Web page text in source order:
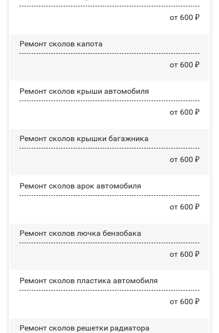
от 600 ₽
Ремонт сколов капота
от 600 ₽
Ремонт сколов крыши автомобиля
от 600 ₽
Ремонт сколов крышки багажника
от 600 ₽
Ремонт сколов арок автомобиля
от 600 ₽
Ремонт сколов лючка бензобака
от 600 ₽
Ремонт сколов пластика автомобиля
от 600 ₽
Ремонт сколов решетки радиатора